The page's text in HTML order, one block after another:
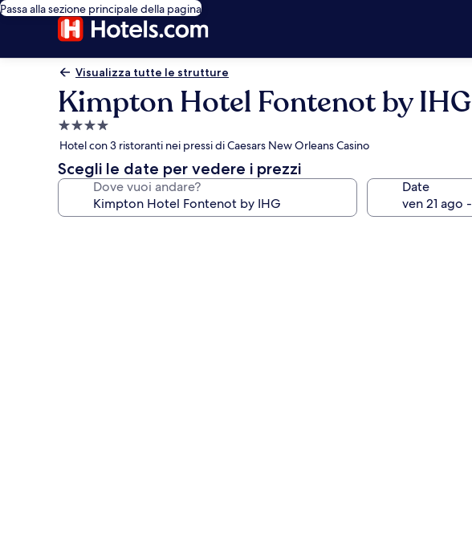
Passa alla sezione principale della pagina
Visualizza tutte le strutture
Kimpton Hotel Fontenot by IHG
Struttura
a
4.0
stelle
Hotel con 3 ristoranti nei pressi di Caesars New Orleans Casino
Scegli le date per vedere i prezzi
Dove vuoi andare? Date